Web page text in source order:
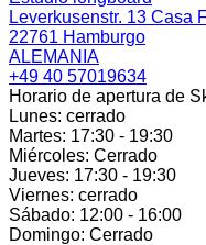
Leverkusenstr. 13 Casa
22761 Hamburgo
ALEMANIA
+49 40 57019634
Horario de apertura de
Lunes: cerrado
Martes: 17:30 - 19:30
Miércoles: Cerrado
Jueves: 17:30 - 19:30
Viernes: cerrado
Sábado: 12:00 - 16:00
Domingo: Cerrado